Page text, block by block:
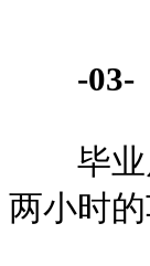
-03-
毕业后
两小时的